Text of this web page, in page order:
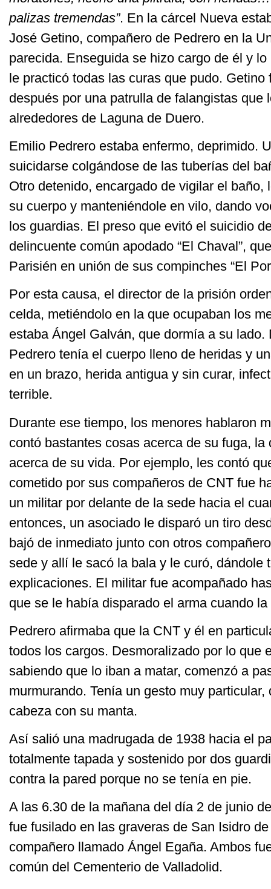
palizas tremendas”. En la cárcel Nueva
José Getino, compañero de Pedrero en la
parecida. Enseguida se hizo cargo de él y
le practicó todas las curas que pudo. Getino
después por una patrulla de falangistas que
alrededores de Laguna de Duero.
Emilio Pedrero estaba enfermo, deprimido.
suicidarse colgándose de las tuberías del
Otro detenido, encargado de vigilar el baño,
su cuerpo y manteniéndole en vilo, dando
los guardias. El preso que evitó el suicidio
delincuente común apodado “El Chaval”,
Parisién en unión de sus compinches “El
Por esta causa, el director de la prisión
celda, metiéndolo en la que ocupaban los
estaba Ángel Galván, que dormía a su lado.
Pedrero tenía el cuerpo lleno de heridas y
en un brazo, herida antigua y sin curar,
terrible.
Durante ese tiempo, los menores hablaron
contó bastantes cosas acerca de su fuga, la
acerca de su vida. Por ejemplo, les contó
cometido por sus compañeros de CNT fue
un militar por delante de la sede hacia el
entonces, un asociado le disparó un tiro
bajó de inmediato junto con otros
sede y allí le sacó la bala y le curó, dándole
explicaciones. El militar fue acompañado
que se le había disparado el arma cuando
Pedrero afirmaba que la CNT y él en
todos los cargos. Desmoralizado por lo que
sabiendo que lo iban a matar, comenzó a
murmurando. Tenía un gesto muy particular,
cabeza con su manta.
Así salió una madrugada de 1938 hacia el
totalmente tapada y sostenido por dos
contra la pared porque no se tenía en pie.
A las 6.30 de la mañana del día 2 de junio
fue fusilado en las graveras de San Isidro
compañero llamado Ángel Egaña. Ambos
común del Cementerio de Valladolid.